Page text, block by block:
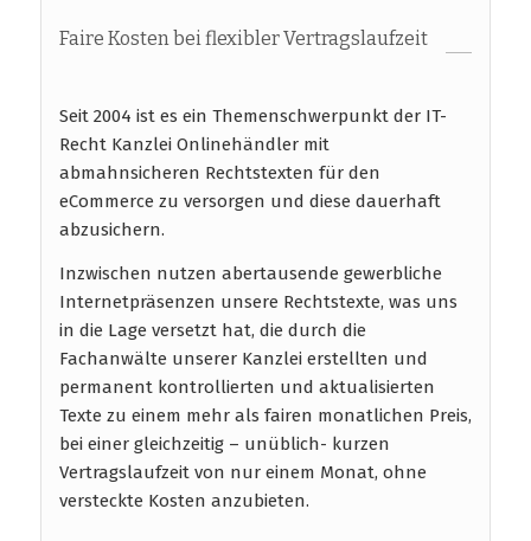
Faire Kosten bei flexibler Vertragslaufzeit
Seit 2004 ist es ein Themenschwerpunkt der IT-
Recht Kanzlei Onlinehändler mit
abmahnsicheren Rechtstexten für den
eCommerce zu versorgen und diese dauerhaft
abzusichern.
Inzwischen nutzen abertausende gewerbliche
Internetpräsenzen unsere Rechtstexte, was uns
in die Lage versetzt hat, die durch die
Fachanwälte unserer Kanzlei erstellten und
permanent kontrollierten und aktualisierten
Texte zu einem mehr als fairen monatlichen Preis,
bei einer gleichzeitig – unüblich- kurzen
Vertragslaufzeit von nur einem Monat, ohne
versteckte Kosten anzubieten.